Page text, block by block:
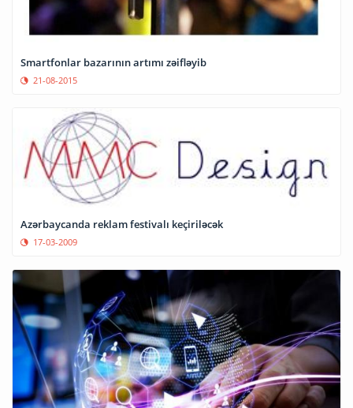
Smartfonlar bazarının artımı zəifləyib
21-08-2015
Azərbaycanda reklam festivalı keçiriləcək
17-03-2009